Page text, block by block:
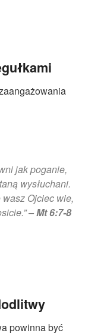
jak poganie,
wysłuchani.
Ojciec wie,
–Mt 6:7-8
powinna być